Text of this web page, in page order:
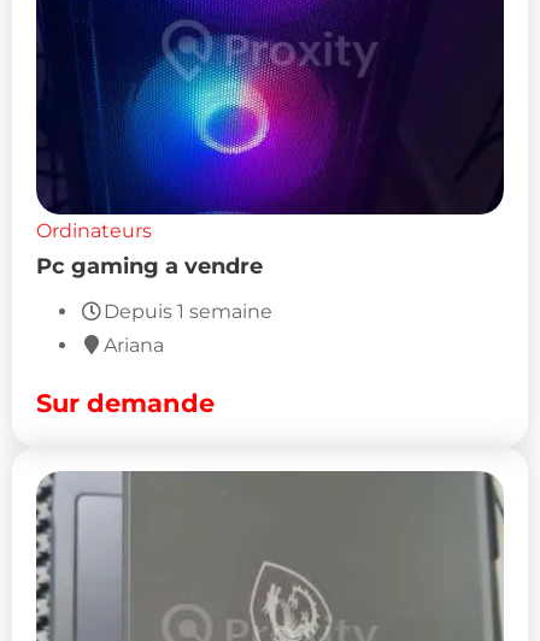
Ordinateurs
Pc gaming a vendre
Depuis 1 semaine
Ariana
Sur demande